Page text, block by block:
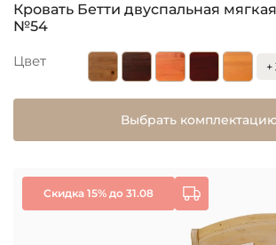
Кровать Бетти двуспальная мягкая
№54
Цвет
Выбрать
Скидка 15% до 31.08